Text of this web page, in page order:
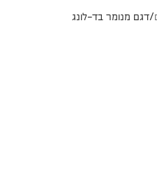
דגם מנומר בד-לונג